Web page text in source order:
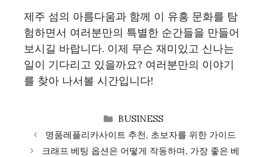
제주 섬의 아름다움과 함께 이 유흥 문화를 탐
험하면서 여러분만의 특별한 순간들을 만들어
보시길 바랍니다. 이제 무슨 재미있고 신나는
일이 기다리고 있을까요? 여러분만의 이야기
를 찾아 나서볼 시간입니다!
CATEGORIES
BUSINESS
명품레플리카사이트 추천, 초보자를 위한 가이드
크래프 베팅 옵션은 어떻게 작동하며, 가장 좋은 베